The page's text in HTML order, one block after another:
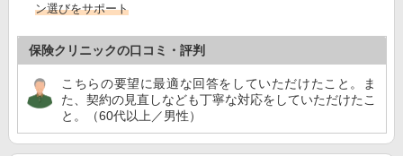
ン選びをサポート
保険クリニックの口コミ・評判
こちらの要望に最適な回答をしていただけたこと。ま
た、契約の見直しなども丁寧な対応をしていただけたこ
と。（60代以上／男性）